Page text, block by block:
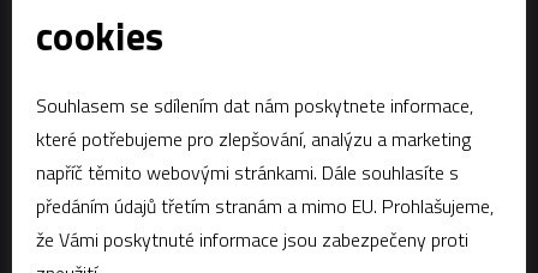
Spytihněv 145
DIČ:CZ28287843
Zápis dle § 13a obchodního zákoníku:Krajský soud v Brně, oddíl C,
vložka 58796
cookies
Souhlasem se sdílením dat nám poskytnete informace,
které potřebujeme pro zlepšování, analýzu a marketing
napříč těmito webovými stránkami. Dále souhlasíte s
předáním údajů třetím stranám a mimo EU. Prohlašujeme,
že Vámi poskytnuté informace jsou zabezpečeny proti